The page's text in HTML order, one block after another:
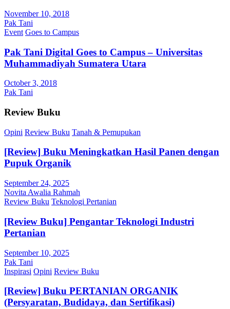
November 10, 2018
Pak Tani
Event Goes to Campus
Pak Tani Digital Goes to Campus – Universitas
Muhammadiyah Sumatera Utara
October 3, 2018
Pak Tani
Review Buku
Opini Review Buku Tanah & Pemupukan
[Review] Buku Meningkatkan Hasil Panen dengan
Pupuk Organik
September 24, 2025
Novita Awalia Rahmah
Review Buku Teknologi Pertanian
[Review Buku] Pengantar Teknologi Industri
Pertanian
September 10, 2025
Pak Tani
Inspirasi Opini Review Buku
[Review] Buku PERTANIAN ORGANIK
(Persyaratan, Budidaya, dan Sertifikasi)